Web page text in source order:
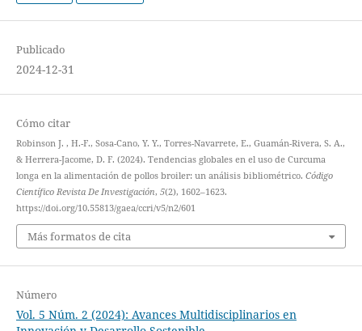
Publicado
2024-12-31
Cómo citar
Robinson J. , H.-F., Sosa-Cano, Y. Y., Torres-Navarrete, E., Guamán-Rivera, S. A.,
& Herrera-Jacome, D. F. (2024). Tendencias globales en el uso de Curcuma
longa en la alimentación de pollos broiler: un análisis bibliométrico. Código
Científico Revista De Investigación, 5(2), 1602–1623.
https://doi.org/10.55813/gaea/ccri/v5/n2/601
Más formatos de cita
Número
Vol. 5 Núm. 2 (2024): Avances Multidisciplinarios en